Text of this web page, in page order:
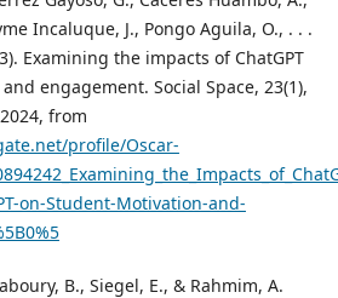
Incaluque, J., Pongo Aguila, O., . . .
Examining the impacts of ChatGPT
engagement. Social Space, 23(1),
from
profile/Oscar-
on-Student-Motivation-and-
B., Siegel, E., & Rahmim, A.